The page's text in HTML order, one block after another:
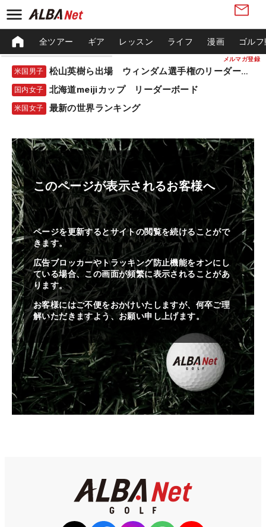
メルマガ登録
全ツアー ギア レッスン ライフ 漫画 ゴル
米国男子 松山英樹ら出場 ウィンダム選手権のリーダーボード
国内女子 北海道meijiカップ リーダーボード
米国女子 最新の世界ランキング
このページが表示されるお客様へ
ページを更新するとサイトの閲覧を続けることがで
きます。
広告ブロッカーやトラッキング防止機能をオンにし
ている場合、この画面が頻繁に表示されることがあ
ります。
お客様にはご不便をおかけいたしますが、何卒ご理
解いただきますよう、お願い申し上げます。